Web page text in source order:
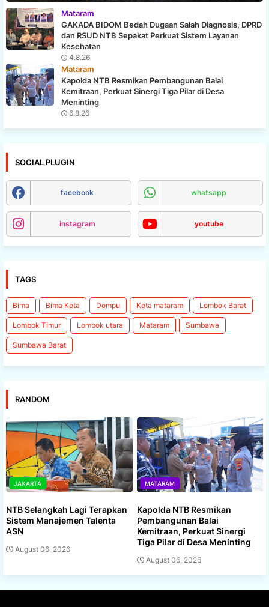
Mataram
GAKADA BIDOM Bedah Dugaan Salah Diagnosis, DPRD
dan RSUD NTB Sepakat Perkuat Sistem Layanan
Kesehatan
4.8.26
Mataram
Kapolda NTB Resmikan Pembangunan Balai
Kemitraan, Perkuat Sinergi Tiga Pilar di Desa
Meninting
6.8.26
SOCIAL PLUGIN
facebook whatsapp
instagram youtube
TAGS
Bima Bima Kota Dompu Kota mataram Lombok Barat
Lombok Timur Lombok utara Mataram Sumbawa
Sumbawa Barat
RANDOM
JAKARTA
NTB Selangkah Lagi Terapkan
Sistem Manajemen Talenta
ASN
August 06, 2026
MATARAM
Kapolda NTB Resmikan
Pembangunan Balai
Kemitraan, Perkuat Sinergi
Tiga Pilar di Desa Meninting
August 06, 2026